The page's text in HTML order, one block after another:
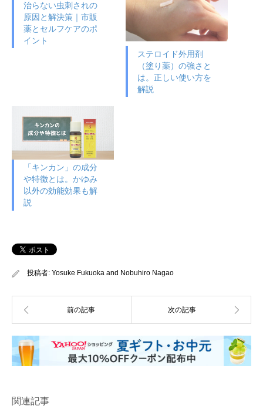
治らない虫刺されの
原因と解決策｜市販
薬とセルフケアのポ
イント
ステロイド外用剤
（塗り薬）の強さと
は。正しい使い方を
解説
「キンカン」の成分
や特徴とは。かゆみ
以外の効能効果も解
説
投稿者: Yosuke Fukuoka and Nobuhiro Nagao
関連記事